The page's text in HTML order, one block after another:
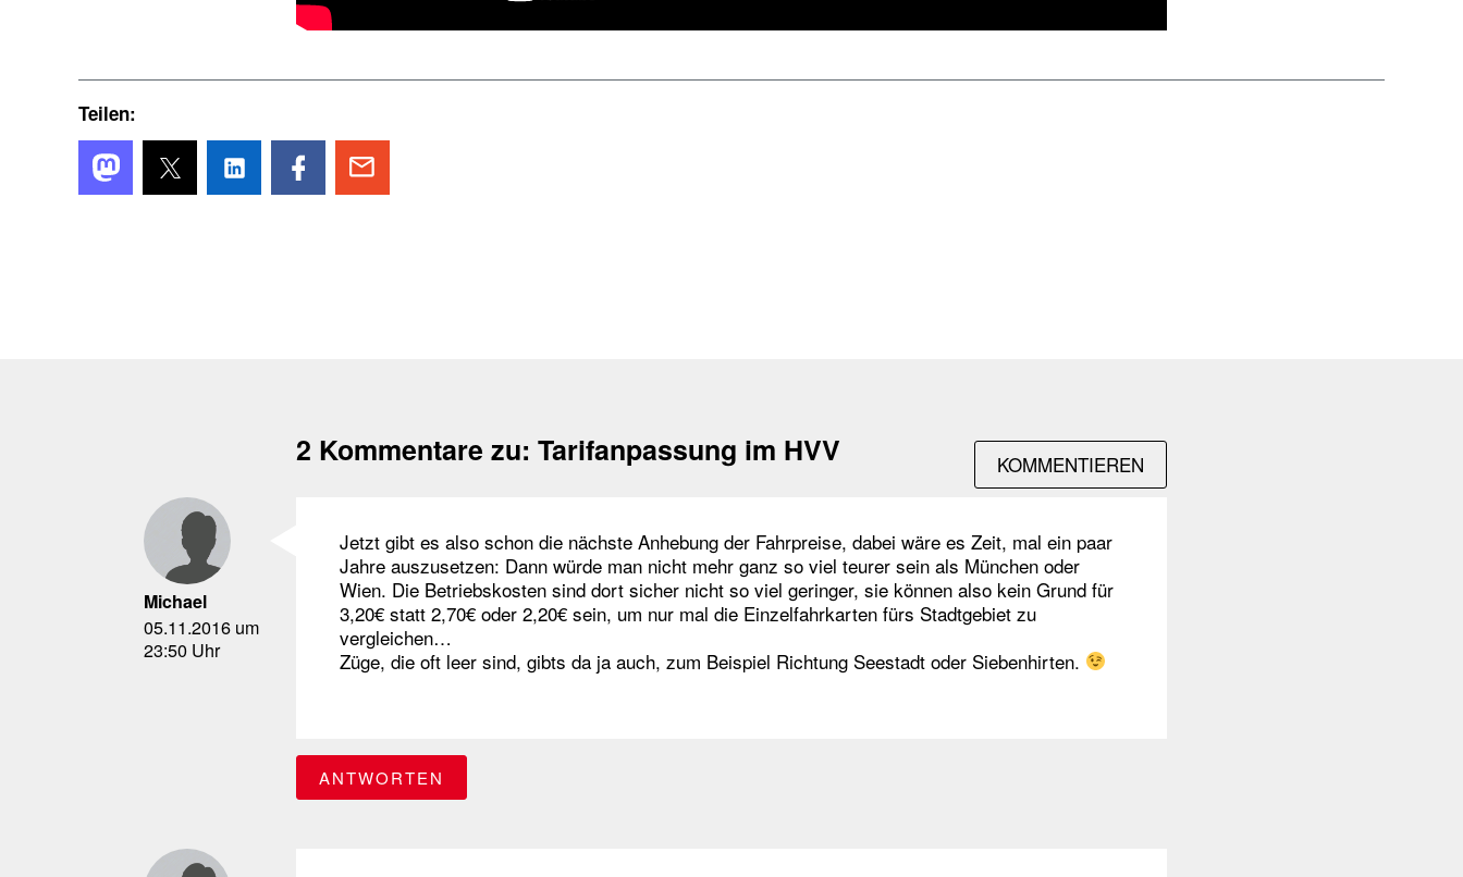
Teilen:
KOMMENTIEREN
2 Kommentare zu: Tarifanpassung im HVV
Michael
05.11.2016 um
23:50 Uhr
Jetzt gibt es also schon die nächste Anhebung der Fahrpreise, dabei wäre es Zeit, mal ein paar
Jahre auszusetzen: Dann würde man nicht mehr ganz so viel teurer sein als München oder
Wien. Die Betriebskosten sind dort sicher nicht so viel geringer, sie können also kein Grund für
3,20€ statt 2,70€ oder 2,20€ sein, um nur mal die Einzelfahrkarten fürs Stadtgebiet zu
vergleichen…
Züge, die oft leer sind, gibts da ja auch, zum Beispiel Richtung Seestadt oder Siebenhirten.
ANTWORTEN